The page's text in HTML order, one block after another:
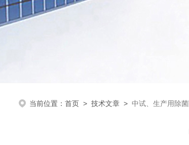
当前位置： 首页> 技术文章> 中试、生产用除